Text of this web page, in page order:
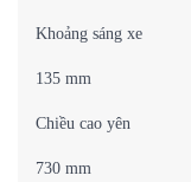
Khoảng sáng xe
135 mm
Chiều cao yên
730 mm